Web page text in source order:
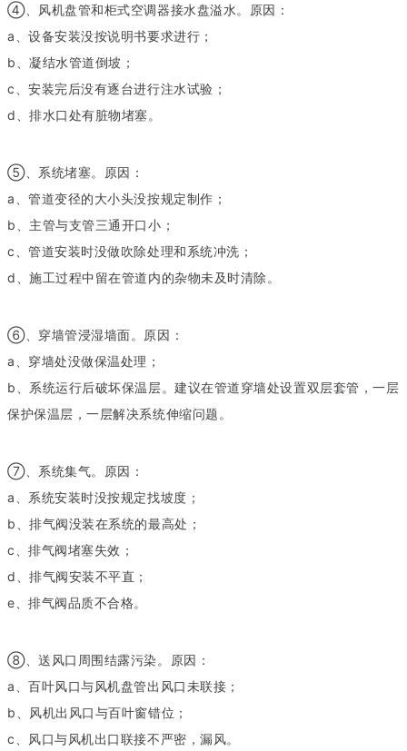
④、风机盘管和柜式空调器接水盘溢水。原因：
a、设备安装没按说明书要求进行；
b、凝结水管道倒坡；
c、安装完后没有逐台进行注水试验；
d、排水口处有脏物堵塞。
⑤、系统堵塞。原因：
a、管道变径的大小头没按规定制作；
b、主管与支管三通开口小；
c、管道安装时没做吹除处理和系统冲洗；
d、施工过程中留在管道内的杂物未及时清除。
⑥、穿墙管浸湿墙面。原因：
a、穿墙处没做保温处理；
b、系统运行后破坏保温层。建议在管道穿墙处设置双层套管，一层
保护保温层，一层解决系统伸缩问题。
⑦、系统集气。原因：
a、系统安装时没按规定找坡度；
b、排气阀没装在系统的最高处；
c、排气阀堵塞失效；
d、排气阀安装不平直；
e、排气阀品质不合格。
⑧、送风口周围结露污染。原因：
a、百叶风口与风机盘管出风口未联接；
b、风机出风口与百叶窗错位；
c、风口与风机出口联接不严密，漏风。